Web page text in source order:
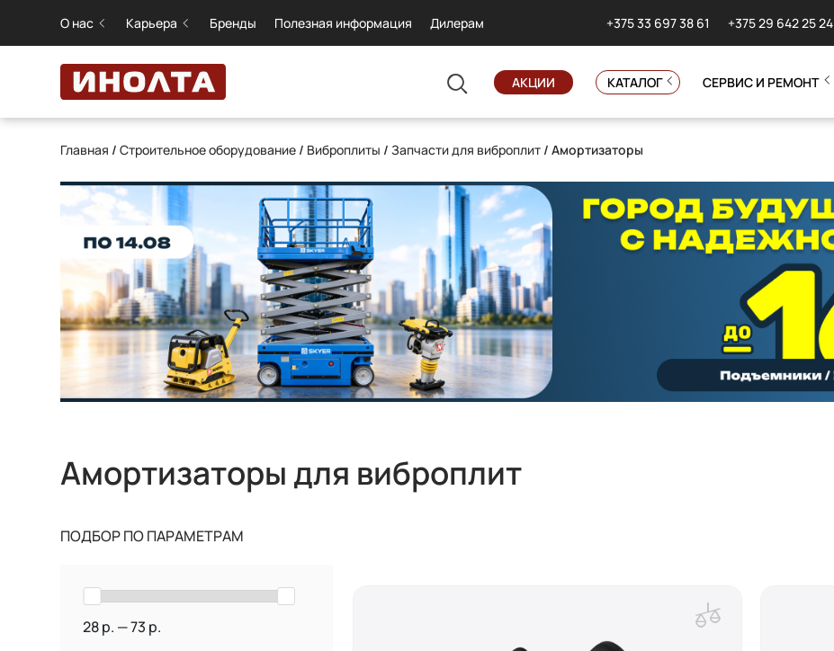
О нас Карьера Бренды Полезная информация Дилерам +375 33 697 38 61 +375 29 642 25 24
АКЦИИ КАТАЛОГ СЕРВИС И РЕМОНТ
Главная /Строительное оборудование / Виброплиты /Запчасти для виброплит / Амортизаторы
Амортизаторы для виброплит
ПОДБОР ПО ПАРАМЕТРАМ
28 р. — 73 р.